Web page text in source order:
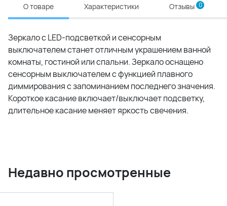
О товаре Характеристики Отзывы 0
Зеркало с LED-подсветкой и сенсорным
выключателем станет отличным украшением ванной
комнаты, гостиной или спальни. Зеркало оснащено
сенсорным выключателем с функцией плавного
диммирования с запоминанием последнего значения.
Короткое касание включает/выключает подсветку,
длительное касание меняет яркость свечения.
Недавно просмотренные